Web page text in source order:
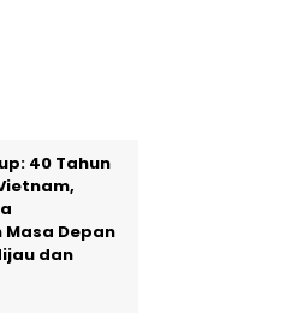
40 Tahun
Depan
dan